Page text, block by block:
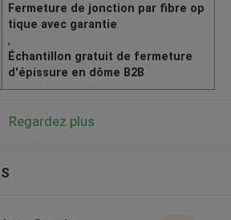
Fermeture de jonction par fibre op
tique avec garantie
,
Échantillon gratuit de fermeture
d'épissure en dôme B2B
Regardez plus